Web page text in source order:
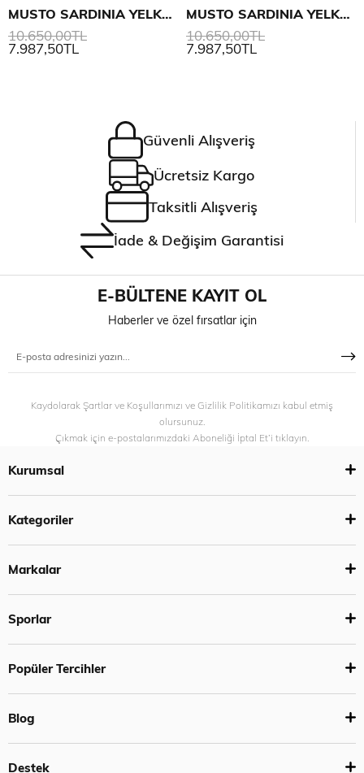
MUSTO SARDINIA YELKEN MONT 2.0 KADIN
7.987,50TL
10.650,00TL
MUSTO SARDINIA YELKEN MONT 2.0 KADIN
7.987,50TL
10.650,00TL
Güvenli Alışveriş
Ücretsiz Kargo
Taksitli Alışveriş
İade & Değişim Garantisi
E-BÜLTENE KAYIT OL
Haberler ve özel fırsatlar için
Kaydolarak Şartlar ve Koşullarımızı ve Gizlilik Politikamızı kabul etmiş
olursunuz.
Çıkmak için e-postalarımızdaki Aboneliği İptal Et’i tıklayın.
Kurumsal
Kategoriler
Markalar
Sporlar
Popüler Tercihler
Blog
Destek